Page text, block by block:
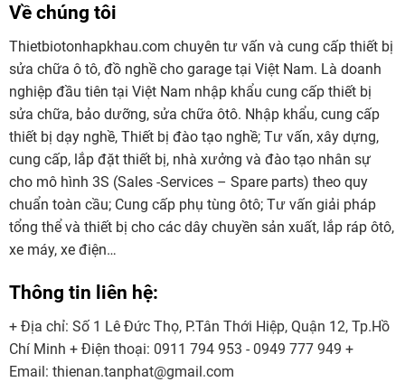
Về chúng tôi
Thietbiotonhapkhau.com chuyên tư vấn và cung cấp thiết bị
sửa chữa ô tô, đồ nghề cho garage tại Việt Nam. Là doanh
nghiệp đầu tiên tại Việt Nam nhập khẩu cung cấp thiết bị
sửa chữa, bảo dưỡng, sửa chữa ôtô. Nhập khẩu, cung cấp
thiết bị dạy nghề, Thiết bị đào tạo nghề; Tư vấn, xây dựng,
cung cấp, lắp đặt thiết bị, nhà xưởng và đào tạo nhân sự
cho mô hình 3S (Sales -Services – Spare parts) theo quy
chuẩn toàn cầu; Cung cấp phụ tùng ôtô; Tư vấn giải pháp
tổng thể và thiết bị cho các dây chuyền sản xuất, lắp ráp ôtô,
xe máy, xe điện…
Thông tin liên hệ:
+ Địa chỉ: Số 1 Lê Đức Thọ, P.Tân Thới Hiệp, Quận 12, Tp.Hồ
Chí Minh + Điện thoại: 0911 794 953 - 0949 777 949 +
Email: thienan.tanphat@gmail.com